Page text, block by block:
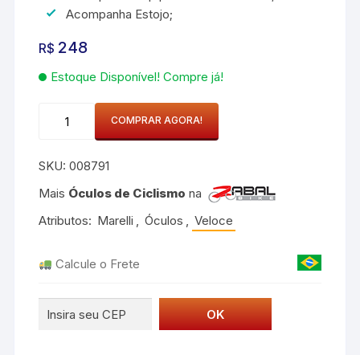
Acompanha Estojo;
R$ 248
Estoque Disponível! Compre já!
Marelli
Veloce
com
Lentes
COMPRAR AGORA!
SKU:008791
Mais Óculos de Ciclismo na
Atributos: Marelli , Óculos , Veloce
Calcule o Frete